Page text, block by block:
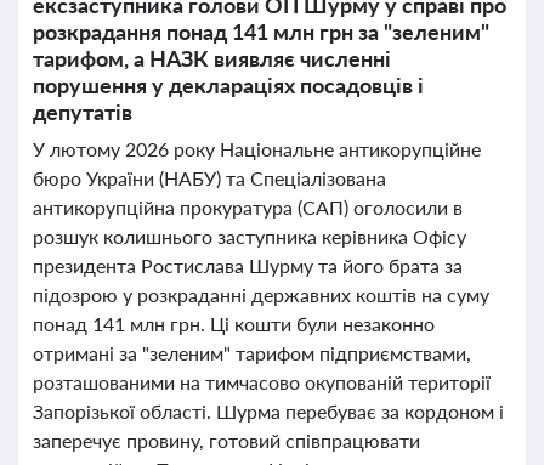
розкрадання понад 141 млн грн за "зеленим"
тарифом, а НАЗК виявляє численні
порушення у деклараціях посадовців і
депутатів
У лютому 2026 року Національне антикорупційне
бюро України (НАБУ) та Спеціалізована
антикорупційна прокуратура (САП) оголосили в
розшук колишнього заступника керівника Офісу
президента Ростислава Шурму та його брата за
підозрою у розкраданні державних коштів на суму
понад 141 млн грн. Ці кошти були незаконно
отримані за "зеленим" тарифом підприємствами,
розташованими на тимчасово окупованій території
Запорізької області. Шурма перебуває за кордоном і
заперечує провину, готовий співпрацювати